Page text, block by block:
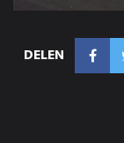
DELEN